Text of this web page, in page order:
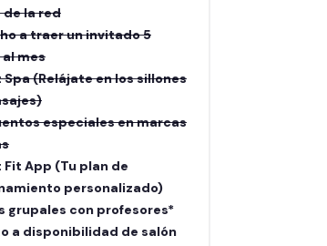
de la red
a traer un invitado 5
mes
Spa (Relájate en los sillones
especiales en marcas
Fit App (Tu plan de
personalizado)
grupales con profesores*
a disponibilidad de salón